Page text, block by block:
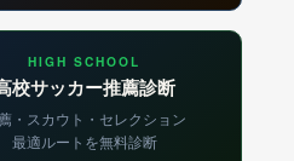
HIGH SCHOOL
校サッカー推薦診断
・スカウト・セレクション
最適ルートを無料診断